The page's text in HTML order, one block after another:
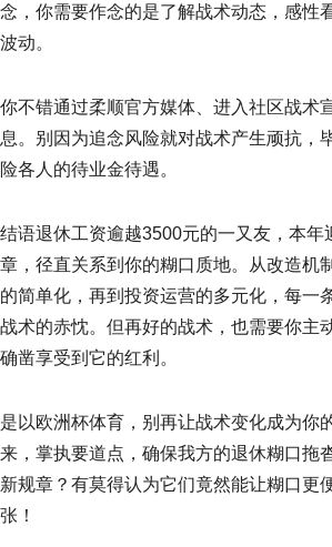
念，你需要作念的是了解战术动态，感性
波动。
你不错通过柔顺官方媒体、进入社区战术
息。别因为追念风险就对战术产生顽抗，
险各人的待业金待遇。
结语退休工资逾越3500元的一又友，本年
章，径直关系到你的糊口质地。从改造机
的简单化，再到投资运营的多元化，每一
战术的赤忱。但再好的战术，也需要你主
确凿享受到它的红利。
是以欧洲杯体育，别再让战术变化成为你
来，掌执要道点，确保我方的退休糊口拖
新规章？有莫得认为它们竟然能让糊口更
张！